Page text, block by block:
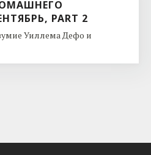
PART 2
Уиллема Дефо и